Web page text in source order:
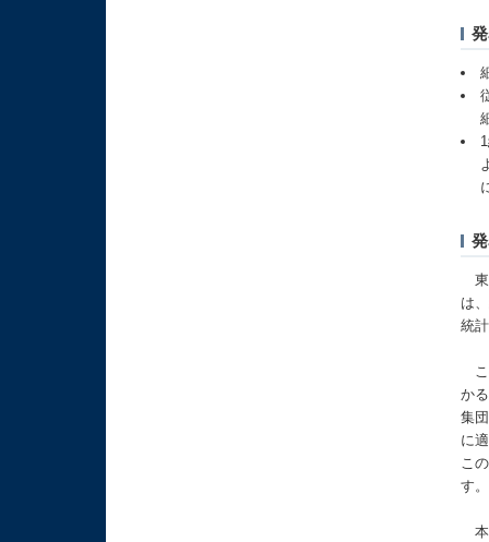
東
は
統
こ
か
集
に
こ
す。
本